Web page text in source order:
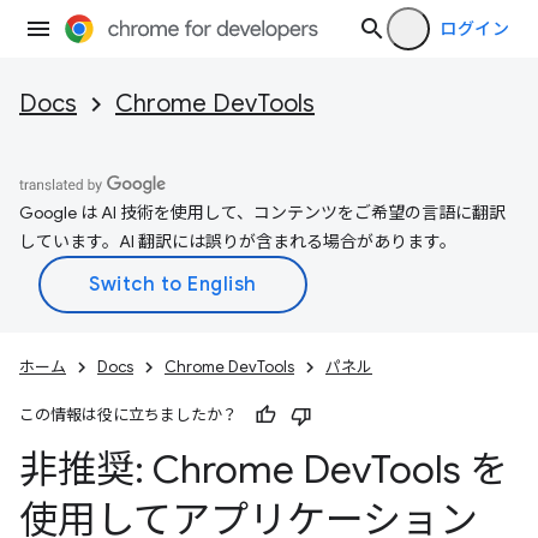
ログイン
Docs Chrome DevTools
Google は AI 技術を使用して、コンテンツをご希望の言語に翻訳
しています。AI 翻訳には誤りが含まれる場合があります。
ホーム Docs Chrome DevTools パネル
この情報は役に立ちましたか？
非推奨: Chrome DevTools を
使用してアプリケーション